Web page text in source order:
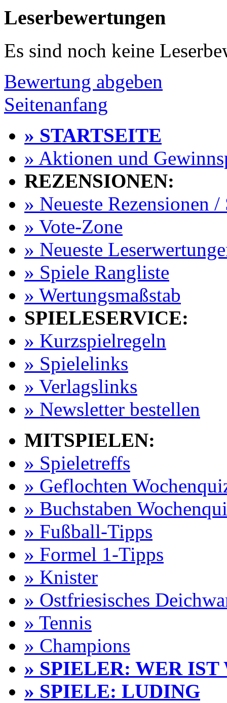
Leserbewertungen
Es sind noch keine
Bewertung abgeben
Seitenanfang
» STARTSEITE
» Aktionen und
REZENSIONEN:
» Neueste Rezensionen /
» Vote-Zone
» Neueste
» Spiele Rangliste
» Wertungsmaßstab
SPIELESERVICE:
» Kurzspielregeln
» Spielelinks
» Verlagslinks
» Newsletter bestellen
MITSPIELEN:
» Spieletreffs
» Geflochten
» Buchstaben
» Fußball-Tipps
» Formel 1-Tipps
» Knister
» Ostfriesisches
» Tennis
» Champions
» SPIELER: WER IST
» SPIELE: LUDING